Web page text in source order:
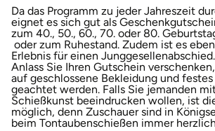
Da das Programm zu jeder Jahreszeit
eignet es sich gut als
zum 40., 50., 60., 70. oder 80.
öffnet in neuem Fenster
oder zum Ruhestand. Zudem ist es
Erlebnis für einen
Anlass Sie Ihren Gutschein
auf geschlossene Bekleidung und
geachtet werden. Falls Sie jemanden
Schießkunst beeindrucken wollen, ist
möglich, denn Zuschauer sind in
beim Tontaubenschießen immer
Kerken
Kiel
Koblenz
Kronach